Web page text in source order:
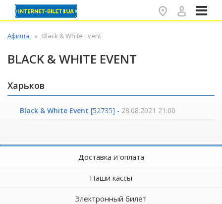
Афиша Black & White Event
BLACK & WHITE EVENT
Харьков
Black & White Event [52735] - 28.08.2021 21:00
Доставка и оплата
Наши кассы
Электронный билет